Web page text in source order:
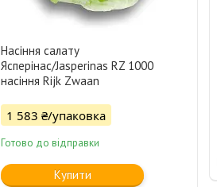
Насіння салату
Ясперінас/Jasperinas RZ 1000
насіння Rijk Zwaan
1 583 ₴/упаковка
Готово до відправки
Купити